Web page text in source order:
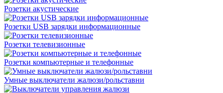
Розетки акустические
Розетки USB зарядки информационные
Розетки телевизионные
Розетки компьютерные и телефонные
Умные выключатели жалюзи/рольставни